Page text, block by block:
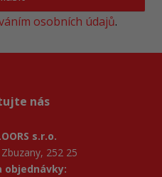
osobních údajů.
nás
s.r.o.
252 25
objednávky: